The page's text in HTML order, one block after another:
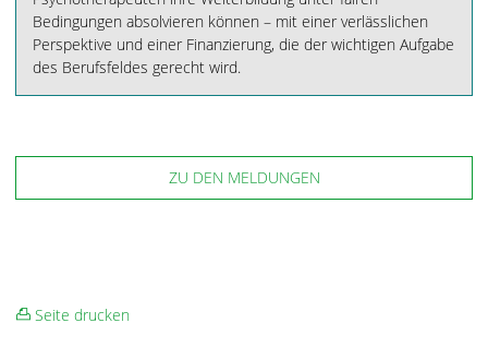
Bedingungen absolvieren können – mit einer verlässlichen
Perspektive und einer Finanzierung, die der wichtigen Aufgabe
des Berufsfeldes gerecht wird.
ZU DEN MELDUNGEN
Seite drucken